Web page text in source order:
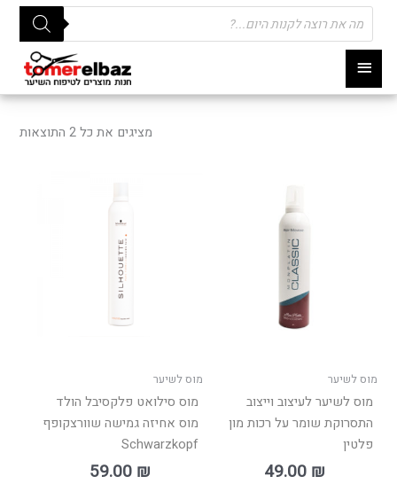
תפריט
ראשי
Products
search
מציגים את כל ⁦2⁩ התוצאות לפי
מוס לשיער
מוס לשיער לעיצוב וייצוב
התסרוקת שומר על רכות מון
פלטין
49.00 ₪
מוס לשיער
מוס סילואט פלקסיבל הולד
מוס אחיזה גמישה שוורצקופף
Schwarzkopf
59.00 ₪